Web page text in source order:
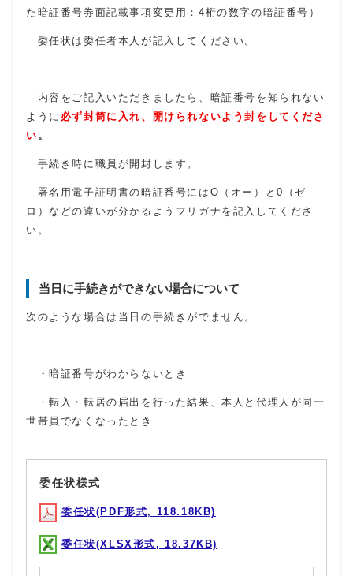
た暗証番号券面記載事項変更用：4桁の数字の暗証番号）
委任状は委任者本人が記入してください。
内容をご記入いただきましたら、暗証番号を知られない
ように 必ず封筒に入れ、開けられないよう封をしてくださ
い 。
手続き時に職員が開封します。
署名用電子証明書の暗証番号にはO（オー）と0（ゼ
ロ）などの違いが分かるようフリガナを記入してくださ
い。
当日に手続きができない場合について
次のような場合は当日の手続きがでません。
・暗証番号がわからないとき
・転入・転居の届出を行った結果、本人と代理人が同一
世帯員でなくなったとき
委任状様式
委任状(PDF形式, 118.18KB)
委任状(XLSX形式, 18.37KB)